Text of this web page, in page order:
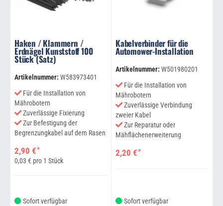
Haken / Klammern /
Erdnägel Kunststoff 100
Stück (Satz)
Artikelnummer: W583973401
Für die Installation von
Mährobotern
Zuverlässige Fixierung
Zur Befestigung der
Begrenzungkabel auf dem Rasen
2,90 €*
0,03 € pro 1 Stück
Sofort verfügbar
Kabelverbinder für die
Automower-Installation
Artikelnummer: W501980201
Für die Installation von
Mährobotern
Zuverlässige Verbindung
zweier Kabel
Zur Reparatur oder
Mähflächenerweiterung
2,20 €*
Sofort verfügbar